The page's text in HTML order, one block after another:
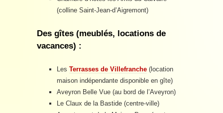
(colline Saint-Jean-d’Aigremont)
Des gîtes (meublés, locations de
vacances) :
Les Terrasses de Villefranche (location
maison indépendante disponible en gîte)
Aveyron Belle Vue (au bord de l’Aveyron)
Le Claux de la Bastide (centre-ville)